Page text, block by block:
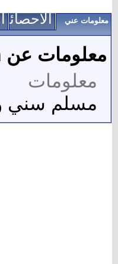
معلومات عني
معلومات عن aslam
معلومات
مسلم سني